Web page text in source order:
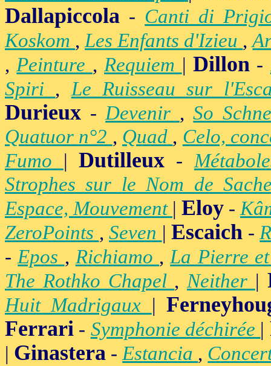
Dallapiccola - Canti di
Koskom ,Les Enfants d'Izieu ,
,Peinture ,Requiem | Dillon-
Spiri ,Le Ruisseau sur
Durieux -Devenir ,So
Quatuor n°2 , Quad , Celo,
Fumo |Dutilleux -
Strophes sur le Nom de
Espace, Mouvement | Eloy -
ZeroPoints ,Seven |Escaich -
-Epos , Richiamo ,La Pierre
The Rothko Chapel ,Neither |
Huit Madrigaux |
Ferrari - Symphonie déchirée |
| Ginastera -Estancia ,